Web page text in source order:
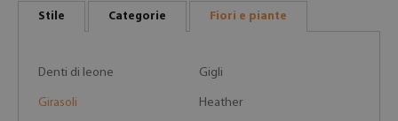
Stile Categorie Fiori e piante
Denti di leone Gigli
Girasoli Heather